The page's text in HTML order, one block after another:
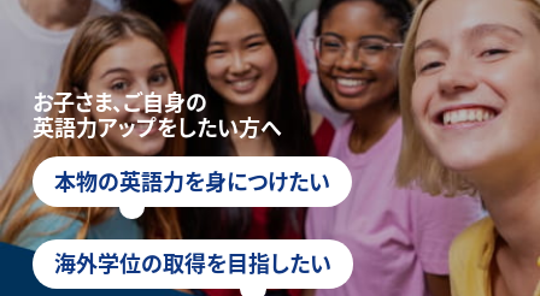
お子さま、ご自身の
英語力アップをしたい方へ
本物の英語力を身につけたい
海外学位の取得を目指したい